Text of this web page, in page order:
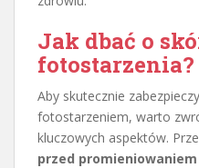
Jak dbać o
fotostarzenia?
Aby skutecznie
fotostarzeniem, warto
kluczowych aspektów.
przed promieniowaniem